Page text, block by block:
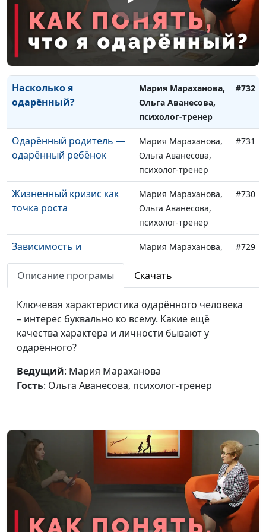
психолог-тренер
Как помочь ребенку
выбрать профессию?
Мария Мараханова,
Ольга Аванесова,
психолог-тренер
#733
Насколько я
одарённый?
Мария Мараханова,
Ольга Аванесова,
психолог-тренер
#732
Одарённый родитель —
одарённый ребёнок
Мария Мараханова,
Ольга Аванесова,
психолог-тренер
#731
Жизненный кризис как
точка роста
Мария Мараханова,
Ольга Аванесова,
психолог-тренер
#730
Зависимость и
созависимость – о чём
речь?
Мария Мараханова,
психолог-тренер
#729
Как жить по своему
Мария Мараханова,
Ольга Аванесова,
психолог-тренер
Родовые сценарии:
невидимое влияние на
нашу жизнь
психолог-тренер
Как сформировать
жизненную стратегию?
Мария Мараханова,
Ольга Аванесова,
психолог-тренер
#725
Как прожить СВОЮ
жизнь?
Мария Мараханова,
Ольга Аванесова,
#724
Описание програмы Скачать
Ключевая характеристика одарённого человека
– интерес буквально ко всему. Какие ещё
качества характера и личности бывают у
одарённого?
Ведущий: Мария Мараханова
Гость: Ольга Аванесова, психолог-тренер